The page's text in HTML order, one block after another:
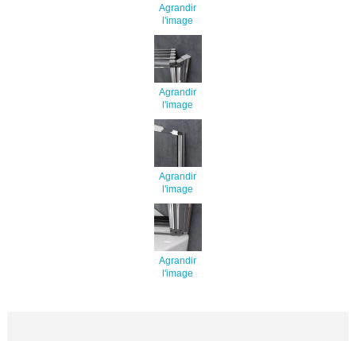
Agrandir
l'image
Agrandir
l'image
Agrandir
l'image
Agrandir
l'image